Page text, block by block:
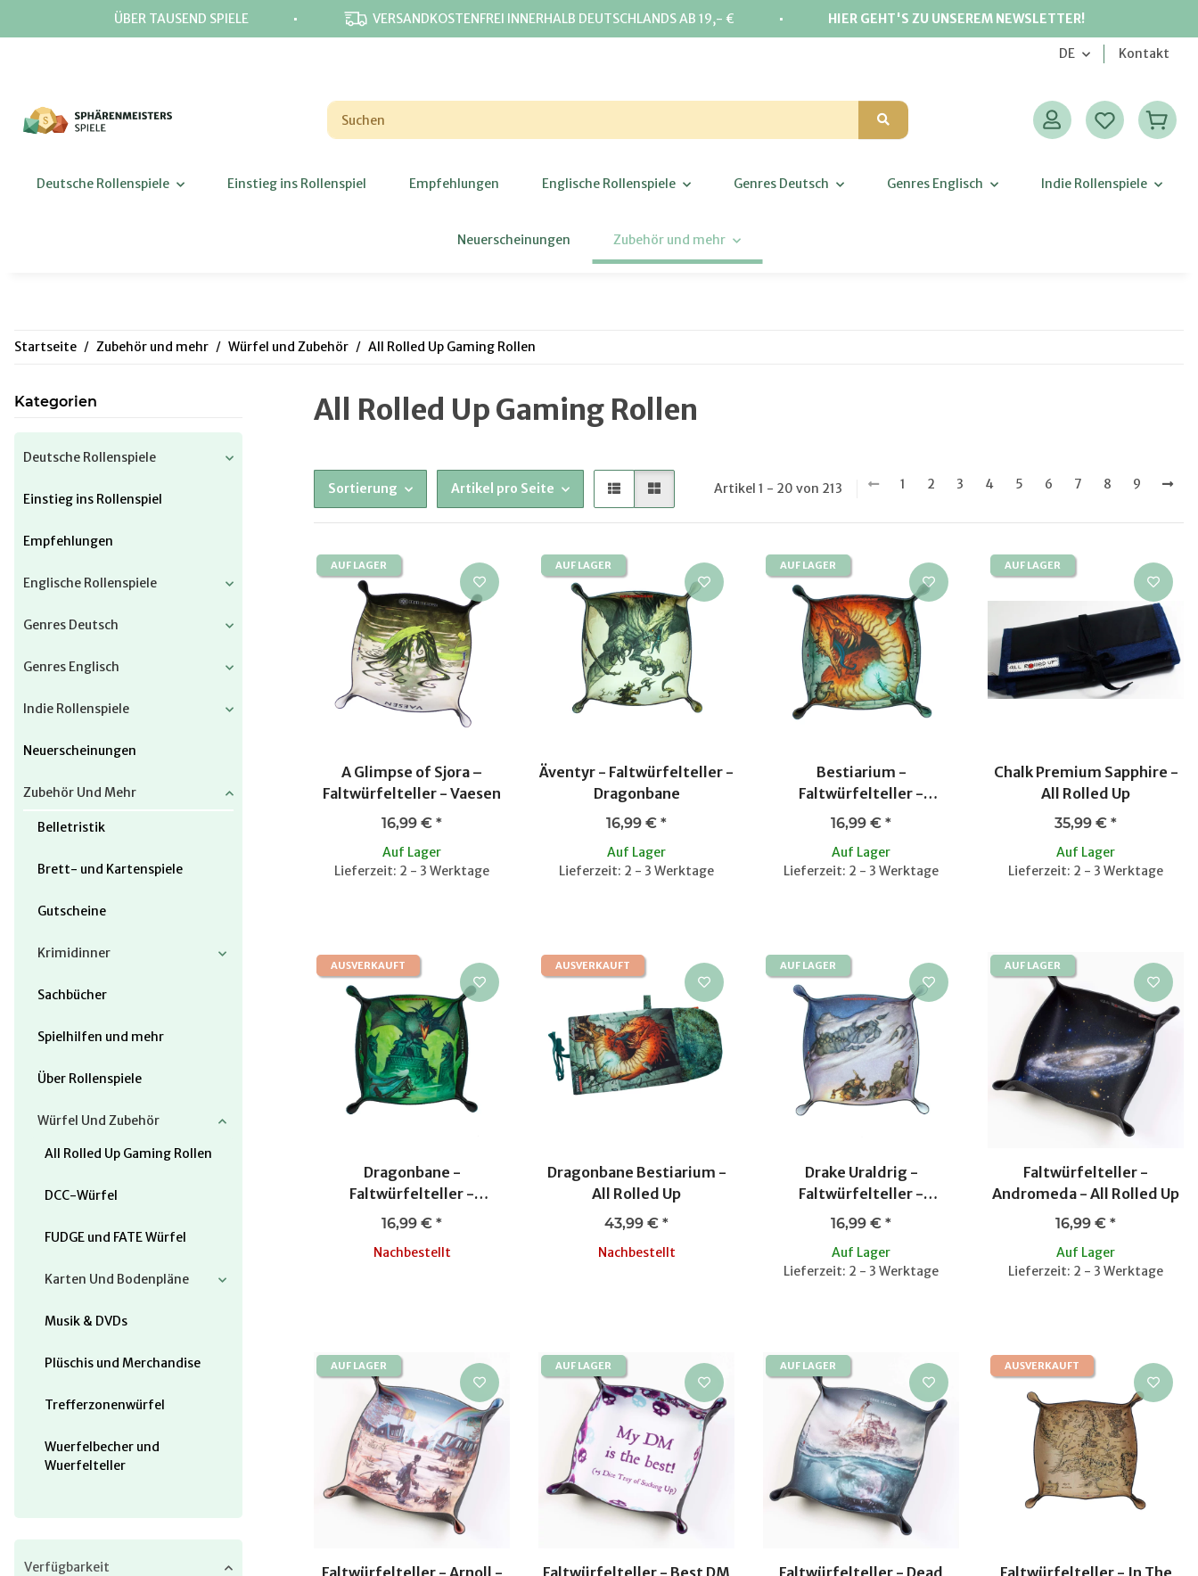
ÜBER TAUSEND SPIELE ⋅ VERSANDKOSTENFREI INNERHALB DEUTSCHLANDS AB 19,- € ⋅ HIER GEHT'S ZU UNSEREM NEWSLETTER!
DE Kontakt
Deutsche Rollenspiele Einstieg ins Rollenspiel Empfehlungen Englische Rollenspiele Genres Deutsch Genres Englisch Indie Rollenspiele
Neuerscheinungen Zubehör und mehr
Startseite Zubehör und mehr Würfel und Zubehör All Rolled Up Gaming Rollen
All Rolled Up Gaming Rollen
Sortierung Artikel pro Seite Artikel 1 - 20 von 213 1 2 3 4 5 6 7 8 9
AUF LAGER
A Glimpse of Sjora –
Faltwürfelteller - Vaesen
16,99 € *
Auf Lager
Lieferzeit: 2 - 3 Werktage
AUF LAGER
Äventyr - Faltwürfelteller -
Dragonbane
16,99 € *
Auf Lager
Lieferzeit: 2 - 3 Werktage
AUF LAGER
Bestiarium -
Faltwürfelteller -
Dragonbane
16,99 € *
Auf Lager
Lieferzeit: 2 - 3 Werktage
AUF LAGER
Chalk Premium Sapphire -
All Rolled Up
35,99 € *
Auf Lager
Lieferzeit: 2 - 3 Werktage
AUSVERKAUFT
Dragonbane -
Faltwürfelteller -
Dragonbane
16,99 € *
Nachbestellt
AUSVERKAUFT
Dragonbane Bestiarium -
All Rolled Up
43,99 € *
Nachbestellt
AUF LAGER
Drake Uraldrig -
Faltwürfelteller -
Dragonbane
16,99 € *
Auf Lager
Lieferzeit: 2 - 3 Werktage
AUF LAGER
Faltwürfelteller -
Andromeda - All Rolled Up
16,99 € *
Auf Lager
Lieferzeit: 2 - 3 Werktage
AUF LAGER
Faltwürfelteller - Arnoll -
AUF LAGER
Faltwürfelteller - Best DM
AUF LAGER
Faltwürfelteller - Dead
AUSVERKAUFT
Faltwürfelteller - In The
Kategorien
Deutsche Rollenspiele
Einstieg ins Rollenspiel
Empfehlungen
Englische Rollenspiele
Genres Deutsch
Genres Englisch
Indie Rollenspiele
Neuerscheinungen
Zubehör Und Mehr
Belletristik
Brett- und Kartenspiele
Gutscheine
Krimidinner
Sachbücher
Spielhilfen und mehr
Über Rollenspiele
Würfel Und Zubehör
All Rolled Up Gaming Rollen
DCC-Würfel
FUDGE und FATE Würfel
Karten Und Bodenpläne
Musik & DVDs
Plüschis und Merchandise
Trefferzonenwürfel
Wuerfelbecher und
Wuerfelteller
Verfügbarkeit